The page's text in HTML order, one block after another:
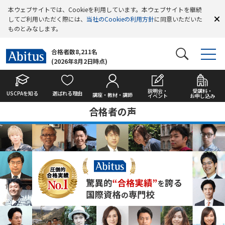
本ウェブサイトでは、Cookieを利用しています。本ウェブサイトを継続
してご利用いただく際には、 当社のCookieの利用方針に同意いただいた
ものとみなします。
合格者数8,211名
(2026年8月2日時点)
USCPAを知る 選ばれる理由 講座・教材・講師
説明会・
イベント
受講料・
お申し込み
合格者の声